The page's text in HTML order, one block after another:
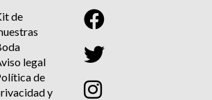
de
legal
de
y